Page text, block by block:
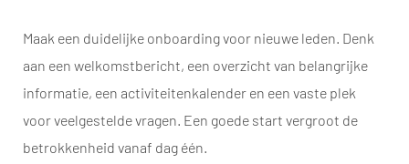
Maak een duidelijke onboarding voor nieuwe leden. Denk
aan een welkomstbericht, een overzicht van belangrijke
informatie, een activiteitenkalender en een vaste plek
voor veelgestelde vragen. Een goede start vergroot de
betrokkenheid vanaf dag één.